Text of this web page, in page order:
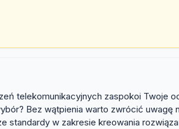
telekomunikacyjnych zaspokoi Twoje
Bez wątpienia warto zwrócić
standardy w zakresie kreowania